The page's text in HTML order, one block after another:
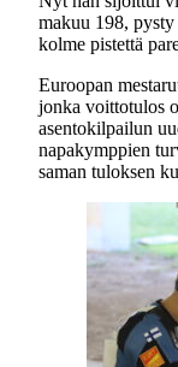
makuu 198,
kolme pistettä
Euroopan
jonka voittotulos
asentokilpailun
napakymppien
saman tuloksen